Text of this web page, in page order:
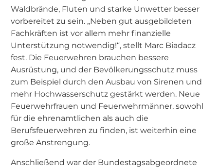
Waldbrände, Fluten und starke Unwetter besser
vorbereitet zu sein. „Neben gut ausgebildeten
Fachkräften ist vor allem mehr finanzielle
Unterstützung notwendig!“, stellt Marc Biadacz
fest. Die Feuerwehren brauchen bessere
Ausrüstung, und der Bevölkerungsschutz muss
zum Beispiel durch den Ausbau von Sirenen und
mehr Hochwasserschutz gestärkt werden. Neue
Feuerwehrfrauen und Feuerwehrmänner, sowohl
für die ehrenamtlichen als auch die
Berufsfeuerwehren zu finden, ist weiterhin eine
große Anstrengung.
Anschließend war der Bundestagsabgeordnete